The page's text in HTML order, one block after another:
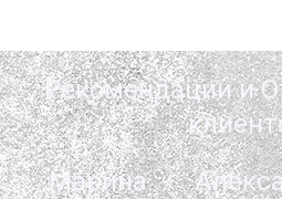
Рекомендации и
Марина